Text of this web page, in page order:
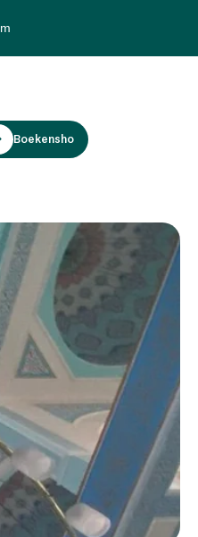
Boekenshop